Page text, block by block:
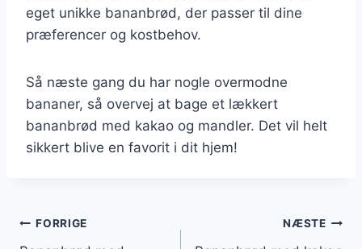
eget unikke bananbrød, der passer til dine
præferencer og kostbehov.
Så næste gang du har nogle overmodne
bananer, så overvej at bage et lækkert
bananbrød med kakao og mandler. Det vil helt
sikkert blive en favorit i dit hjem!
Indlægsnavigation
FORRIGE NÆSTE